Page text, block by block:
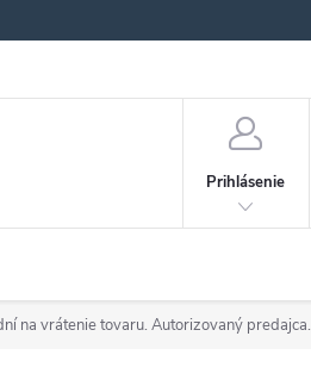
Prihlásenie
na vrátenie tovaru. Autorizovaný predajca.